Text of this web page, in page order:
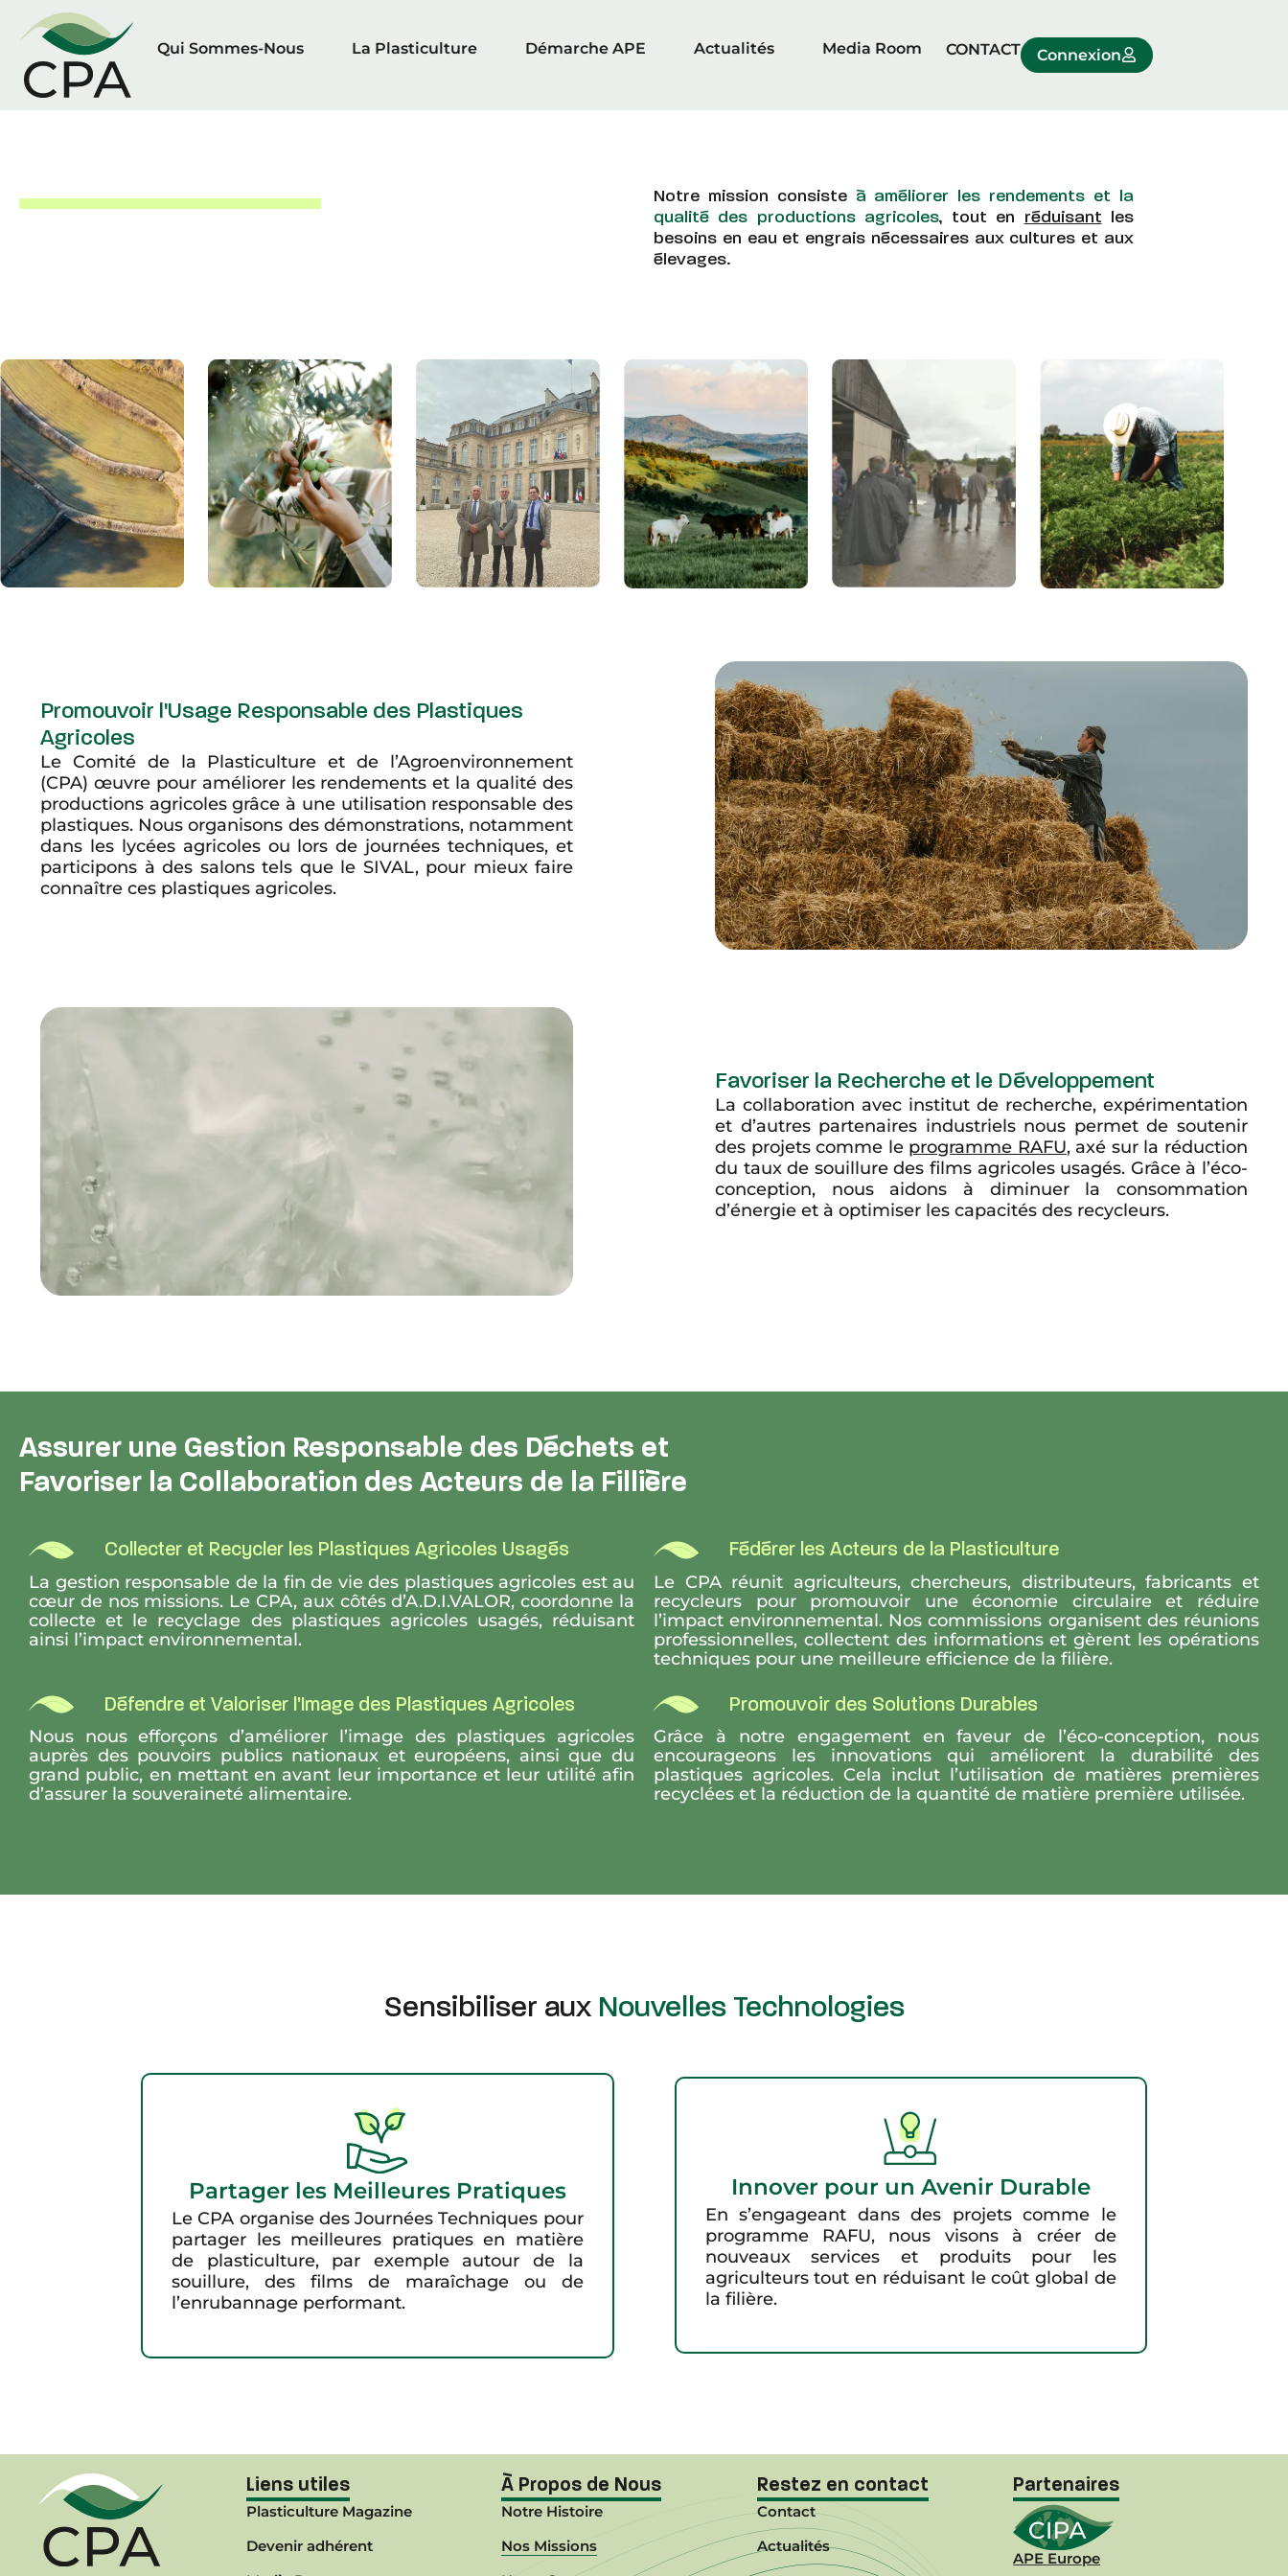
Qui Sommes-Nous La Plasticulture Démarche APE Actualités Media Room CONTACT Connexion
Notre mission consiste à améliorer les rendements et la
qualité des productions agricoles, tout en réduisant les
besoins en eau et engrais nécessaires aux cultures et aux
élevages.
Promouvoir l'Usage Responsable des Plastiques
Agricoles
Le Comité de la Plasticulture et de l’Agroenvironnement
(CPA) œuvre pour améliorer les rendements et la qualité des
productions agricoles grâce à une utilisation responsable des
plastiques. Nous organisons des démonstrations, notamment
dans les lycées agricoles ou lors de journées techniques, et
participons à des salons tels que le SIVAL, pour mieux faire
connaître ces plastiques agricoles.
Favoriser la Recherche et le Développement
La collaboration avec institut de recherche, expérimentation
et d’autres partenaires industriels nous permet de soutenir
des projets comme le programme RAFU, axé sur la réduction
du taux de souillure des films agricoles usagés. Grâce à l’éco-
conception, nous aidons à diminuer la consommation
d’énergie et à optimiser les capacités des recycleurs.
Assurer une Gestion Responsable des Déchets et
Favoriser la Collaboration des Acteurs de la Fillière
Collecter et Recycler les Plastiques Agricoles Usagés
La gestion responsable de la fin de vie des plastiques agricoles est au
cœur de nos missions. Le CPA, aux côtés d’A.D.I.VALOR, coordonne la
collecte et le recyclage des plastiques agricoles usagés, réduisant
ainsi l’impact environnemental.
Défendre et Valoriser l'Image des Plastiques Agricoles
Nous nous efforçons d’améliorer l’image des plastiques agricoles
auprès des pouvoirs publics nationaux et européens, ainsi que du
grand public, en mettant en avant leur importance et leur utilité afin
d’assurer la souveraineté alimentaire.
Fédérer les Acteurs de la Plasticulture
Le CPA réunit agriculteurs, chercheurs, distributeurs, fabricants et
recycleurs pour promouvoir une économie circulaire et réduire
l’impact environnemental. Nos commissions organisent des réunions
professionnelles, collectent des informations et gèrent les opérations
techniques pour une meilleure efficience de la filière.
Promouvoir des Solutions Durables
Grâce à notre engagement en faveur de l’éco-conception, nous
encourageons les innovations qui améliorent la durabilité des
plastiques agricoles. Cela inclut l’utilisation de matières premières
recyclées et la réduction de la quantité de matière première utilisée.
Sensibiliser aux Nouvelles Technologies
Partager les Meilleures Pratiques
Le CPA organise des Journées Techniques pour
partager les meilleures pratiques en matière
de plasticulture, par exemple autour de la
souillure, des films de maraîchage ou de
l’enrubannage performant.
Innover pour un Avenir Durable
En s’engageant dans des projets comme le
programme RAFU, nous visons à créer de
nouveaux services et produits pour les
agriculteurs tout en réduisant le coût global de
la filière.
Liens utiles
Plasticulture Magazine
Devenir adhérent
À Propos de Nous
Notre Histoire
Nos Missions
Restez en contact
Contact
Actualités
Partenaires
APE Europe